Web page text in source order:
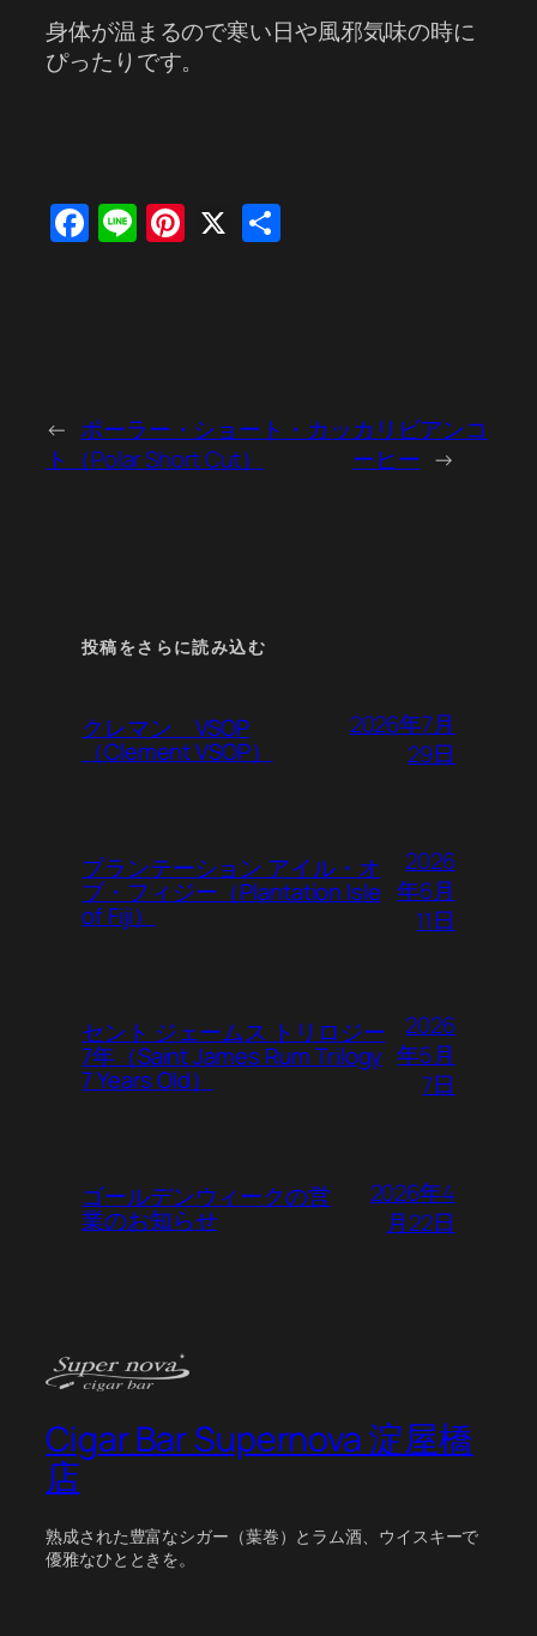
身体が温まるので寒い日や風邪気味の時に
ぴったりです。
Facebook
LinePinterest
X
← ポーラー・ショート・カッ
ト（Polar Short Cut）
カリビアンコ
ーヒー →
投稿をさらに読み込む
クレマン VSOP
（Clement VSOP）
2026年7月
29日
プランテーション アイル・オ
ブ・フィジー（Plantation Isle
of Fiji）
2026
年6月
11日
セント ジェームス トリロジー
7年（Saint James Rum Trilogy
7 Years Old）
2026
年5月
7日
ゴールデンウィークの営
業のお知らせ
2026年4
月22日
Cigar Bar Supernova 淀屋橋
店
熟成された豊富なシガー（葉巻）とラム酒、ウイスキーで
優雅なひとときを。